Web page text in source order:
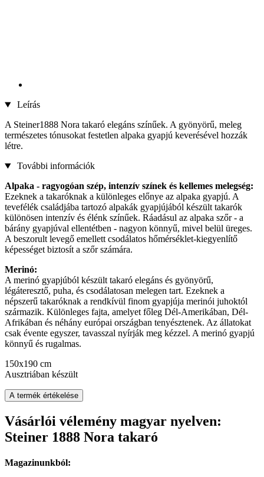
Leírás
A Steiner1888 Nora takaró elegáns színűek. A gyönyörű, meleg
természetes tónusokat festetlen alpaka gyapjú keverésével hozzák
létre.
További információk
Alpaka - ragyogóan szép, intenzív színek és kellemes melegség:
Ezeknek a takaróknak a különleges előnye az alpaka gyapjú. A
tevefélék családjába tartozó alpakák gyapjújából készült takarók
különösen intenzív és élénk színűek. Ráadásul az alpaka szőr - a
bárány gyapjúval ellentétben - nagyon könnyű, mivel belül üreges.
A beszorult levegő emellett csodálatos hőmérséklet-kiegyenlítő
képességet biztosít a szőr számára.
Merinó:
A merinó gyapjúból készült takaró elegáns és gyönyörű,
légáteresztő, puha, és csodálatosan melegen tart. Ezeknek a
népszerű takaróknak a rendkívül finom gyapjúja merinói juhoktól
származik. Különleges fajta, amelyet főleg Dél-Amerikában, Dél-
Afrikában és néhány európai országban tenyésztenek. Az állatokat
csak évente egyszer, tavasszal nyírják meg kézzel. A merinó gyapjú
könnyű és rugalmas.
150x190 cm
Ausztriában készült
A termék értékelése
Vásárlói vélemény magyar nyelven:
Steiner 1888 Nora takaró
Magazinunkból: